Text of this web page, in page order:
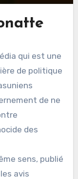
qui est une
de politique
de ne
des
sens, publié
avis